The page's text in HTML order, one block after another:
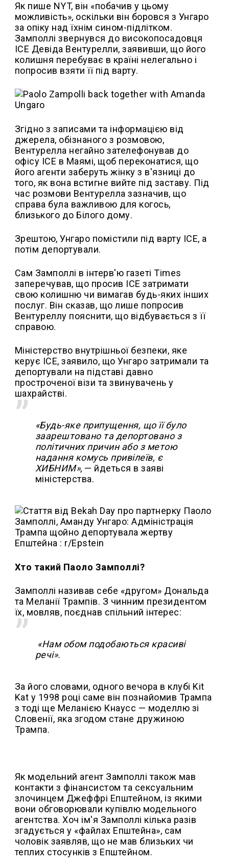
Як пише NYT, він «побачив у цьому
можливість», оскільки він боровся з Унгаро
за опіку над їхнім сином-підлітком.
Замполлі звернувся до високопосадовця
ICE Девіда Вентурелли, заявивши, що його
колишня перебуває в країні нелегально і
попросив взяти її під варту.
Згідно з записами та інформацією від
джерела, обізнаного з розмовою,
Вентурелла негайно зателефонував до
офісу ICE в Маямі, щоб переконатися, що
його агенти заберуть жінку з в'язниці до
того, як вона встигне вийте під заставу. Під
час розмови Вентурелла зазначив, що
справа була важливою для когось,
близького до Білого дому.
Зрештою, Унгаро помістили під варту ICE, а
потім депортували.
Сам Замполлі в інтерв'ю газеті Times
заперечував, що просив ICE затримати
свою колишню чи вимагав будь-яких інших
послуг. Він сказав, що лише попросив
Вентуреллу пояснити, що відбувається з її
справою.
Міністерство внутрішньої безпеки, яке
керує ICE, заявило, що Унгаро затримали та
депортували на підставі давно
простроченої візи та звинувачень у
шахрайстві.
«Будь-яке припущення, що її було
заарештовано та депортовано з
політичних причин або з метою
надання комусь привілеїв, є
ХИБНИМ», — йдеться в заяві
міністерства.
Хто такий Паоло Замполлі?
Замполлі називав себе «другом» Дональда
та Меланії Трампів. З чинним президентом
їх, мовляв, поєднав спільний інтерес:
«Нам обом подобаються красиві
речі».
За його словами, одного вечора в клубі Kit
Kat у 1998 році саме він познайомив Трампа
з тоді ще Меланією Кнаусс — моделлю зі
Словенії, яка згодом стане дружиною
Трампа.
Як модельний агент Замполлі також мав
контакти з фінансистом та сексуальним
злочинцем Джеффрі Епштейном, із якими
вони обговорювали купівлю модельного
агентства. Хоч ім'я Замполлі кілька разів
згадується у «файлах Епштейна», сам
чоловік заявляв, що не мав близьких чи
теплих стосунків з Епштейном.